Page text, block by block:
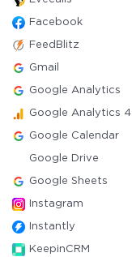
Facebook
FeedBlitz
Gmail
Google Analytics
Google Analytics 4
Google Calendar
Google Drive
Google Sheets
Instagram
Instantly
KeepinCRM